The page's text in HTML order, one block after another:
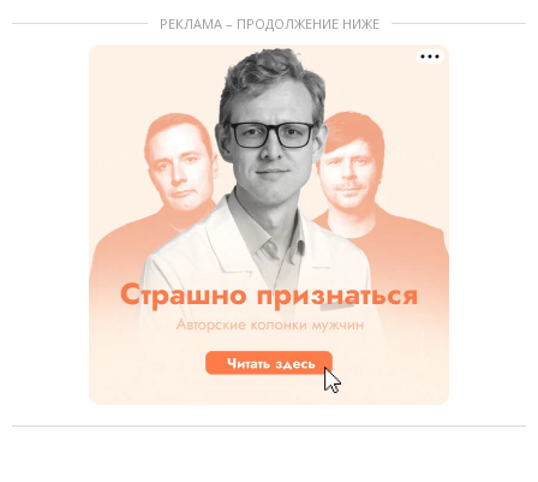
РЕКЛАМА – ПРОДОЛЖЕНИЕ НИЖЕ